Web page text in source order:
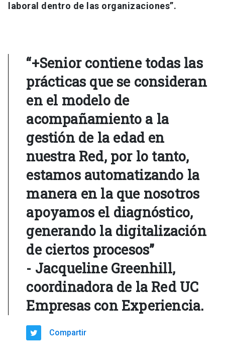
laboral dentro de las organizaciones”.
“+Senior contiene todas las
prácticas que se consideran
en el modelo de
acompañamiento a la
gestión de la edad en
nuestra Red, por lo tanto,
estamos automatizando la
manera en la que nosotros
apoyamos el diagnóstico,
generando la digitalización
de ciertos procesos”
- Jacqueline Greenhill,
coordinadora de la Red UC
Empresas con Experiencia.
Compartir